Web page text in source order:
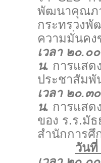
พัฒนาคุณภ
กระทรวงพั
ความมั่นคง
เวลา ๒๐.๐
น. การแสด
ประชาสัมพั
เวลา ๒๐.๓
น. การแสด
ของ ร.ร.มั
สำนักการศึ
วัน